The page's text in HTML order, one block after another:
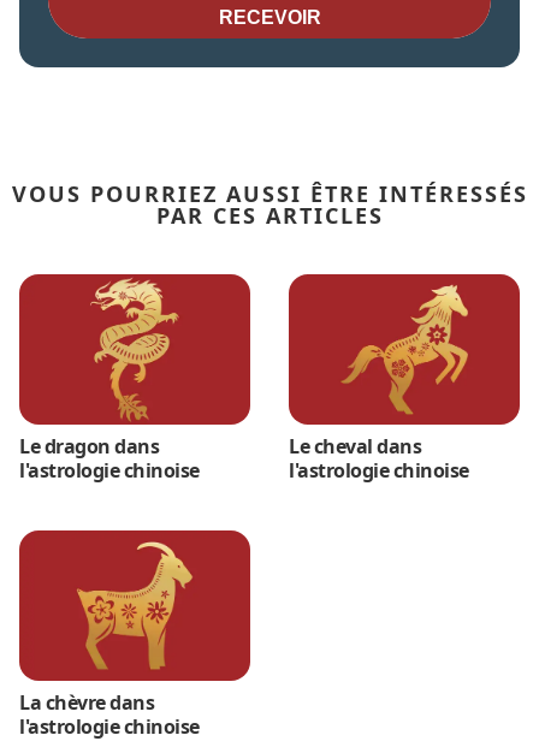
RECEVOIR
VOUS POURRIEZ AUSSI ÊTRE INTÉRESSÉS
PAR CES ARTICLES
Le dragon dans
l'astrologie chinoise
Le cheval dans
l'astrologie chinoise
La chèvre dans
l'astrologie chinoise